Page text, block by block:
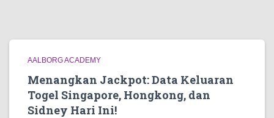
AALBORG ACADEMY
Menangkan Jackpot: Data Keluaran
Togel Singapore, Hongkong, dan
Sidney Hari Ini!